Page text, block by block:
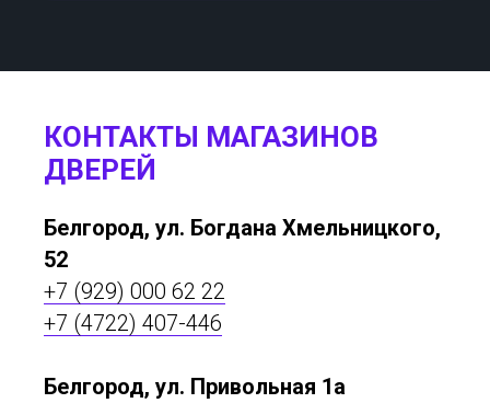
КОНТАКТЫ МАГАЗИНОВ
ДВЕРЕЙ
Белгород, ул. Богдана Хмельницкого,
52
+7 (929) 000 62 22
+7 (4722) 407-446
Белгород, ул. Привольная 1а